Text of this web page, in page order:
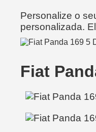
Personalize o
personalizada.
Fiat